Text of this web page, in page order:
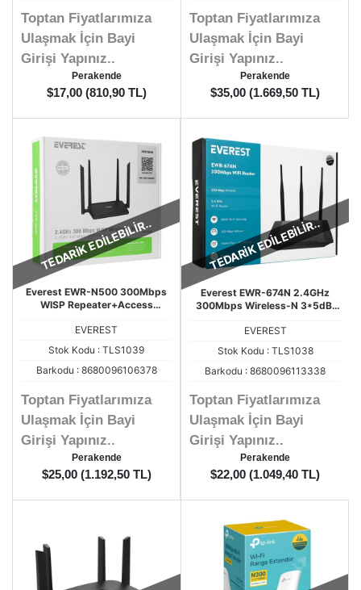
Toptan Fiyatlarımıza
Ulaşmak İçin Bayi
Girişi Yapınız..
Perakende
$17,00 (810,90 TL)
Toptan Fiyatlarımıza
Ulaşmak İçin Bayi
Girişi Yapınız..
Perakende
$35,00 (1.669,50 TL)
TEDARİK EDİLEBİLİR..
Everest EWR-N500 300Mbps
WISP Repeater+Access
EVEREST
Stok Kodu : TLS1039
Barkodu : 8680096106378
Toptan Fiyatlarımıza
Ulaşmak İçin Bayi
Girişi Yapınız..
Perakende
$25,00 (1.192,50 TL)
TEDARİK EDİLEBİLİR..
Everest EWR-674N 2.4GHz
300Mbps Wireless-N 3*5dBi
Destekli Kablosuz Router
EVEREST
Stok Kodu : TLS1038
Barkodu : 8680096113338
Toptan Fiyatlarımıza
Ulaşmak İçin Bayi
Girişi Yapınız..
Perakende
$22,00 (1.049,40 TL)